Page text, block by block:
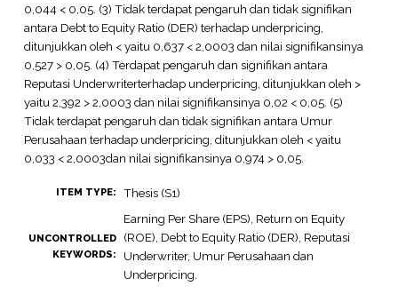
0,044 < 0,05. (3) Tidak terdapat pengaruh dan tidak signifikan
antara Debt to Equity Ratio (DER) terhadap underpricing,
ditunjukkan oleh < yaitu 0,637 < 2,0003 dan nilai signifikansinya
0,527 > 0,05. (4) Terdapat pengaruh dan signifikan antara
Reputasi Underwriterterhadap underpricing, ditunjukkan oleh >
yaitu 2,392 > 2,0003 dan nilai signifikansinya 0,02 < 0,05. (5)
Tidak terdapat pengaruh dan tidak signifikan antara Umur
Perusahaan terhadap underpricing, ditunjukkan oleh < yaitu
0,033 < 2,0003dan nilai signifikansinya 0,974 > 0,05.
ITEM TYPE: Thesis (S1)
UNCONTROLLED
KEYWORDS:
Earning Per Share (EPS), Return on Equity
(ROE), Debt to Equity Ratio (DER), Reputasi
Underwriter, Umur Perusahaan dan
Underpricing.